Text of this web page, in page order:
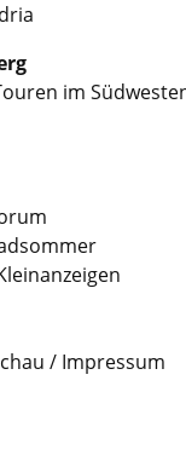
im
/ Impressum